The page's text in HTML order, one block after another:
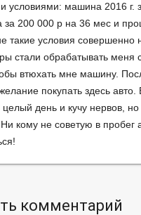
условиями: машина 2016 г.
за 200 000 р на 36 мес и
такие условия совершенно
стали обрабатывать меня
втюхать мне машину.
покупать здесь авто.
целый день и кучу нервов, но
кому не советую в пробег
комментарий